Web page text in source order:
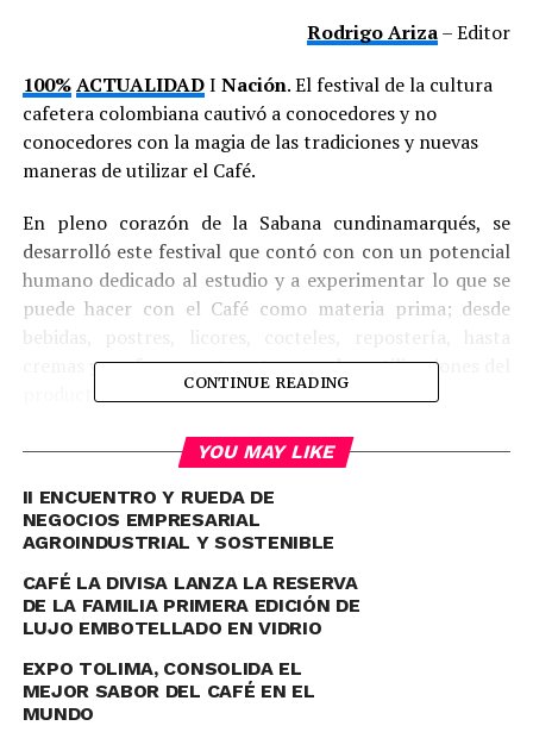
Rodrigo Ariza– Editor
100%ACTUALIDADI Nación. El festival de la cultura
cafetera colombiana cautivó a conocedores y no
conocedores con la magia de las tradiciones y nuevas
maneras de utilizar el Café.
En pleno corazón de la Sabana cundinamarqués, se
desarrolló este festival que contó con con un potencial
humano dedicado al estudio y a experimentar lo que se
puede hacer con el Café como materia prima; desde
bebidas, postres, licores, cocteles, repostería, hasta
cremas y perfumes, entre otras muchas utilizaciones del
producto insinia de la economía nacional.
Coffee Festcontó con salones de experiencias como el
de filtrados, el de catas y el de charlas. En el primero, los
visitantes recibieron sugerencias y tips para preparar su
café en casa. En el de catas pudieron hacer un recorrido
sola de sus notas a caramelo, avellana y muchas más,
presentes en esta bebida colombiana. En el salón de
cacao y muchos otros temas que los asistentes
encontraron fascinantes.
CONTINUE READING
YOU MAY LIKE
II ENCUENTRO Y RUEDA DE
NEGOCIOS EMPRESARIAL
AGROINDUSTRIAL Y SOSTENIBLE
CAFÉ LA DIVISA LANZA LA RESERVA
DE LA FAMILIA PRIMERA EDICIÓN DE
LUJO EMBOTELLADO EN VIDRIO
EXPO TOLIMA, CONSOLIDA EL
MEJOR SABOR DEL CAFÉ EN EL
MUNDO